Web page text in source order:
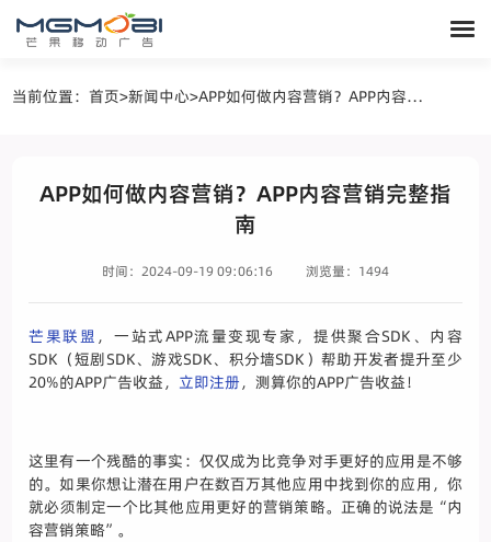
当前位置：首页>新闻中心> APP如何做内容营销？APP内容营销完整指南
APP如何做内容营销？APP内容营销完整指
南
时间：2024-09-19 09:06:16 浏览量：1494
芒果联盟 ，一站式APP流量变现专家，提供聚合SDK、内容
SDK（短剧SDK、游戏SDK、积分墙SDK）帮助开发者提升至少
20%的APP广告收益， 立即注册，测算你的APP广告收益！
这里有一个残酷的事实：仅仅成为比竞争对手更好的应用是不够
的。如果你想让潜在用户在数百万其他应用中找到你的应用，你
就必须制定一个比其他应用更好的营销策略。正确的说法是“内
容营销策略”。